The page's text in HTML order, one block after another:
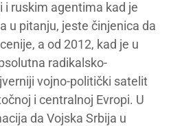
i ruskim agentima kad je
u pitanju, jeste činjenica da
a od 2012, kad je u
radikalsko-
vojno-politički satelit
i centralnoj Evropi. U
da Vojska Srbija u